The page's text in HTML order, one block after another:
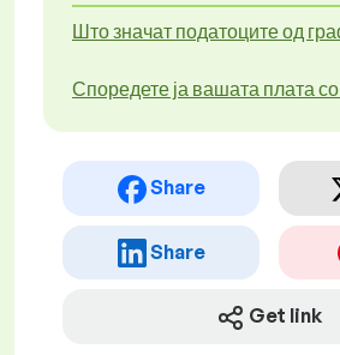
Што значат податоците од
Споредете ја вашата плата
Share
Share
Get link